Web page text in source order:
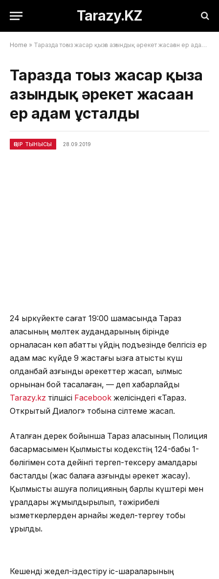
Tarazy.KZ
Home » Таразда тоғыз жасар қызға азғындық әрекет жасаған ер адам ұсталды
Таразда тоғыз жасар қызға
азғындық әрекет жасаған
ер адам ұсталды
ӨҢІР ТЫНЫСЫ 28.09.2019
24 қыркүйекте сағат 19:00 шамасында Тараз
қаласының мөлтек аудандарының бірінде
орналасқан көп қабатты үйдің подъезінде белгісіз ер
адам мас күйде 9 жастағы қызға қатысты күш
қолданбай азғындық әрекеттер жасап, қылмыс
орнынан бой тасалаған, — деп хабарлайды
Tarazy.kz тілшісі Facebook желісіндегі «Тараз.
Открытый Диалог» тобына сілтеме жасап.
Аталған дерек бойынша Тараз қаласының Полиция
басқармасымен Қылмыстық кодекстің 124-бабы 1-
бөлігімен сотқа дейінгі тергеп-тексеру амалдары
басталды (жас балаға азғындық әрекет жасау).
Қылмысты ашуға полицияның барлық күштері мен
құралдары жұмылдырылып, тәжірибелі
қызметкерлерден арнайы жедел-тергеу тобы
құрылды.
Кешенді жедел-іздестіру іс-шараларының